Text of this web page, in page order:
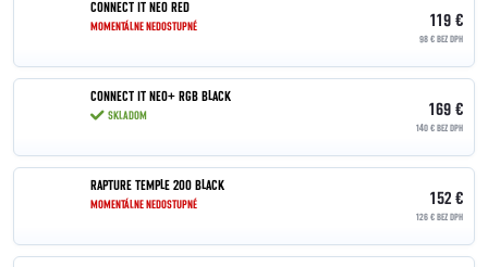
CONNECT IT NEO RED
MOMENTÁLNE NEDOSTUPNÉ 119 €
98 € BEZ DPH
CONNECT IT NEO+ RGB BLACK
SKLADOM 169 €
140 € BEZ DPH
RAPTURE TEMPLE 200 BLACK
MOMENTÁLNE NEDOSTUPNÉ 152 €
126 € BEZ DPH